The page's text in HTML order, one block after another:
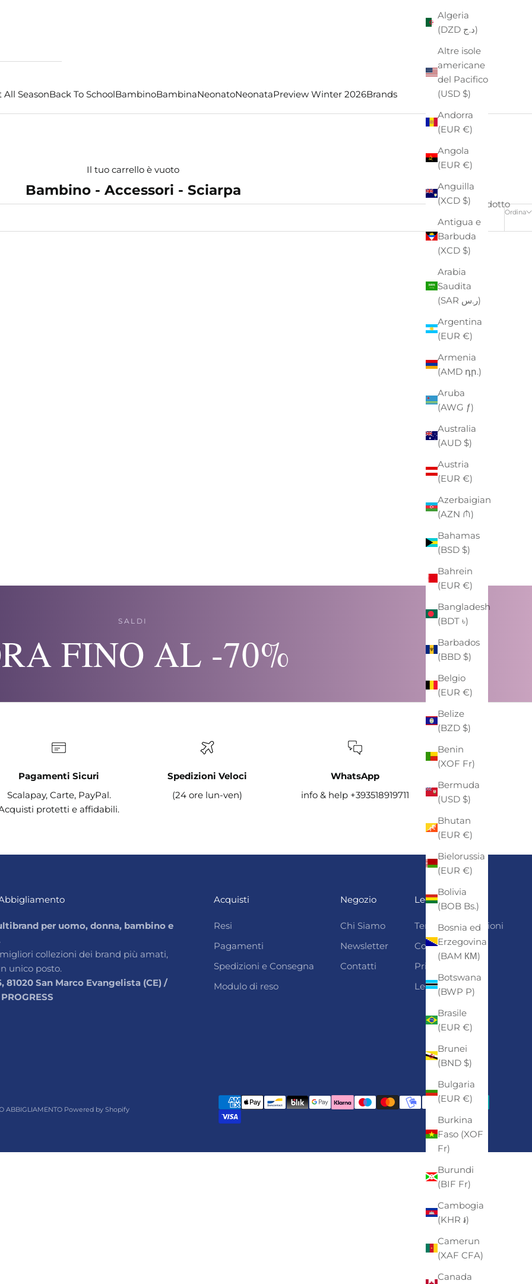
SeasonBack To SchoolBambinoBambinaNeonatoNeonataPreview Winter 2026Brands
Algeria
(DZD د.ج)
Altre isole
americane
del Pacifico
(USD $)
Andorra
(EUR €)
Angola
(EUR €)
Anguilla
(XCD $)
Antigua e
Barbuda
(XCD $)
Arabia
Saudita
(SAR ر.س)
Argentina
(EUR €)
Armenia
(AMD դր.)
Aruba
(AWG ƒ)
Australia
(AUD $)
Austria
(EUR €)
Azerbaigian
(AZN ₼)
Bahamas
(BSD $)
Bahrein
(EUR €)
Bangladesh
(BDT ৳)
Barbados
(BBD $)
Belgio
(EUR €)
Belize
(BZD $)
Benin
(XOF Fr)
Bermuda
(USD $)
Bhutan
(EUR €)
Bielorussia
(EUR €)
Bolivia
(BOB Bs.)
Bosnia ed
Erzegovina
(BAM КМ)
Botswana
(BWP P)
Brasile
(EUR €)
Brunei
(BND $)
Bulgaria
(EUR €)
Burkina
Faso (XOF
Fr)
Burundi
(BIF Fr)
Cambogia
(KHR ៛)
Camerun
(XAF CFA)
Canada
Il tuo carrello è vuoto
Bambino - Accessori - Sciarpa
Ordina
1 prodotto
SALDI
FINO AL -70%
Pagamenti Sicuri
Scalapay, Carte, PayPal.
protetti e affidabili.
Spedizioni Veloci
(24 ore lun-ven)
WhatsApp
info & help +393518919711
per uomo, donna, bambino e
collezioni dei brand più amati,
unico posto.
81020 San Marco Evangelista (CE) /
Acquisti
Resi
Pagamenti
Spedizioni e Consegna
Modulo di reso
Negozio
Chi Siamo
Newsletter
Contatti
Legali
Termini e condizioni
Cookie Policy
Privacy
Legal Notice
ABBIGLIAMENTO Powered by Shopify